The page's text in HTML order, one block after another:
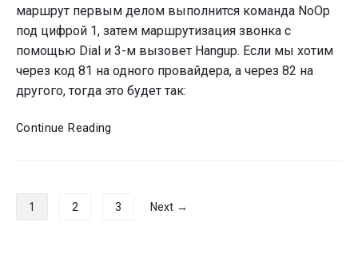
маршрут первым делом выполнится команда NoOp
под цифрой 1, затем маршрутизация звонка с
помощью Dial и 3-м вызовет Hangup. Если мы хотим
через код 81 на одного провайдера, а через 82 на
другого, тогда это будет так:
Continue Reading
3
Навигация
по
1 2 3 Next →